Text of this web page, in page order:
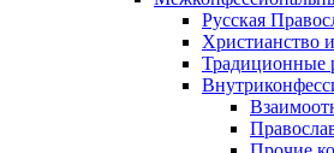
Русская
Христианство
Традиционные